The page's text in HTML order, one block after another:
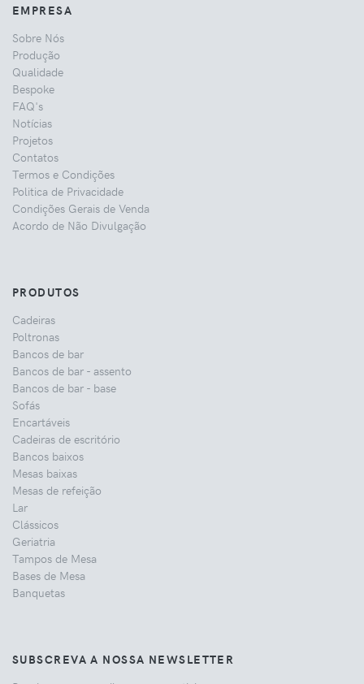
EMPRESA
Sobre Nós
Produção
Qualidade
Bespoke
FAQ's
Notícias
Projetos
Contatos
Termos e Condições
Politica de Privacidade
Condições Gerais de Venda
Acordo de Não Divulgação
PRODUTOS
Cadeiras
Poltronas
Bancos de bar
Bancos de bar - assento
Bancos de bar - base
Sofás
Encartáveis
Cadeiras de escritório
Bancos baixos
Mesas baixas
Mesas de refeição
Lar
Clássicos
Geriatria
Tampos de Mesa
Bases de Mesa
Banquetas
SUBSCREVA A NOSSA NEWSLETTER